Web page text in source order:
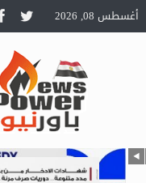
أغسطس 08, 2026